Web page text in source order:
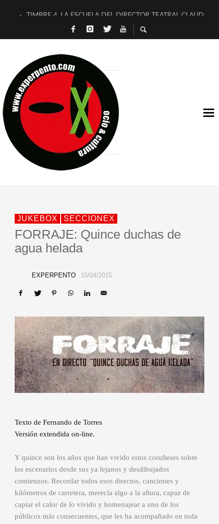
TIMBRE 4, LA ESCUELA DEL DIRECTOR TEATRAL CLAUDIO
30 AÑOS (NO ES NADA) DE LA KATARSIS DEL TOMATAZO
D’BALDOMEROS REINVENTAN [BITÁCORA 3.0] EN EXVITA
MARSHALL FLASH PRESENTA EN EXVITA [RELATIVA
JOFRE BARDAGÍ EN EXVITA INTERPRETANDO A SERRAT
YORCH PRESENTA [CURSO DE ARMONÍA PERSECUTORIA]
MAGALÍ SARE NOS EXPLICA [DESCASADA]
«NO TENGO PUTOS SUEÑOS»
JUKEBOX SECCIONEX
FORRAJE: Quince duchas de
agua helada
EXPERPENTO 15/04/2015
Texto de Fernando de Torres
Versión extendida on-line.
Y quince son los años que han vivido estos coruñeses sobre
los escenarios desde sus ya lejanos y desdibujados
comienzos. Recordar todos esos directos, canciones y
kilómetros de carretera, merecía algo a la altura, capaz de
captar el calor de lo vivido y homenajear a uno de los
públicos más consecuentes, que les ha acompañado en toda